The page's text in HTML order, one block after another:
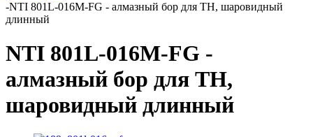
-NTI 801L-016M-FG - алмазный бор для ТН, шаровидный
длинный
NTI 801L-016M-FG -
алмазный бор для ТН,
шаровидный длинный